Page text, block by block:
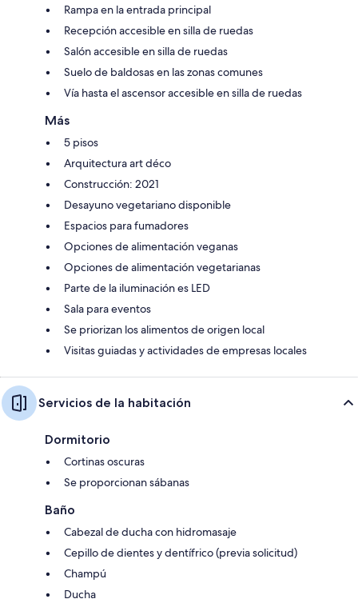
Rampa en la entrada principal
Recepción accesible en silla de ruedas
Salón accesible en silla de ruedas
Suelo de baldosas en las zonas comunes
Vía hasta el ascensor accesible en silla de ruedas
Más
5 pisos
Arquitectura art déco
Construcción: 2021
Desayuno vegetariano disponible
Espacios para fumadores
Opciones de alimentación veganas
Opciones de alimentación vegetarianas
Parte de la iluminación es LED
Sala para eventos
Se priorizan los alimentos de origen local
Visitas guiadas y actividades de empresas locales
Servicios de la habitación
Dormitorio
Cortinas oscuras
Se proporcionan sábanas
Baño
Cabezal de ducha con hidromasaje
Cepillo de dientes y dentífrico (previa solicitud)
Champú
Ducha